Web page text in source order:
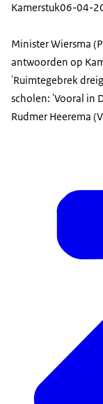
Kamerstuk06-04-
Minister Wiersma
antwoorden op
'Ruimtegebrek
scholen: 'Vooral in
Rudmer Heerema